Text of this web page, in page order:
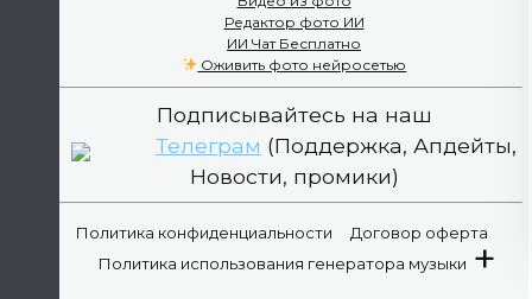
Редактор фото ИИ
ИИ Чат Бесплатно
Оживить фото нейросетью
Подписывайтесь на наш
Телеграм (Поддержка, Апдейты,
Новости, промики)
Политика конфиденциальности
Договор оферта
Политика использования генератора музыки +